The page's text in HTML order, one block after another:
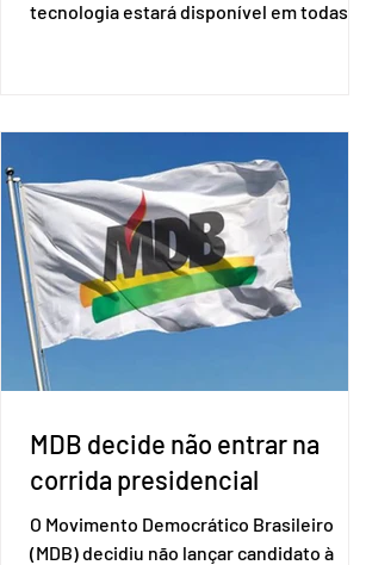
tecnologia estará disponível em todas as
Se o título estiver regular, o eleitor pode
votar mesmo sem ter realizado esse
cadastro. Neste caso, será exigido o
documento de identificação para acesso
à urna eletrônica. Se a urna eletrônica
não reconh
MDB decide não entrar na
corrida presidencial
O Movimento Democrático Brasileiro
(MDB) decidiu não lançar candidato à